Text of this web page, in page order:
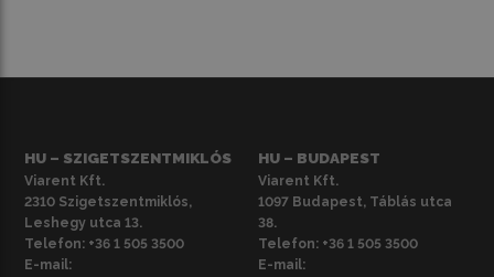
HU – SZIGETSZENTMIKLÓS
Viarent Kft.
2310 Szigetszentmiklós,
Leshegy utca 13.
Telefon: +36 1 505 3500
E-mail:
HU – BUDAPEST
Viarent Kft.
1097 Budapest, Táblás utca
38.
Telefon: +36 1 505 3500
E-mail: